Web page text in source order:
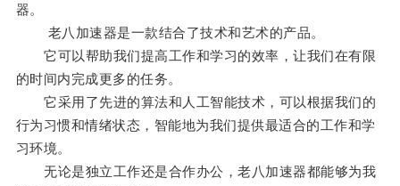
器。
老八加速器是一款结合了技术和艺术的产品。
它可以帮助我们提高工作和学习的效率，让我们在有限
的时间内完成更多的任务。
它采用了先进的算法和人工智能技术，可以根据我们的
行为习惯和情绪状态，智能地为我们提供最适合的工作和学
习环境。
无论是独立工作还是合作办公，老八加速器都能够为我